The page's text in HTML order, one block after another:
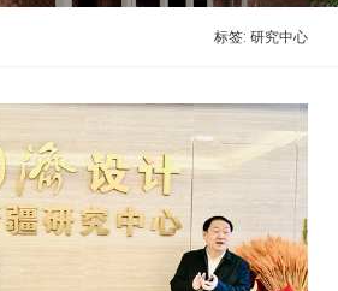
标签: 研究中心